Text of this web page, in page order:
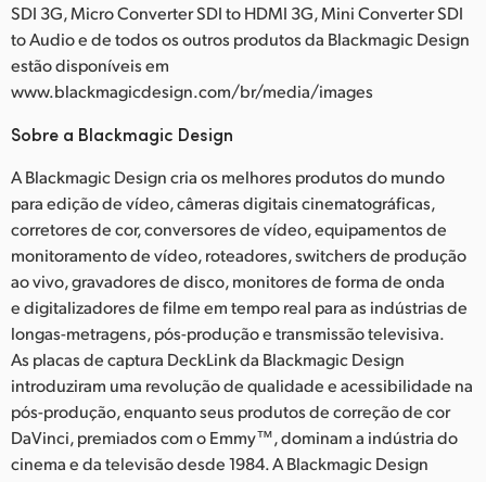
SDI 3G, Micro Converter SDI to HDMI 3G, Mini Converter SDI
to Audio e de todos os outros produtos da Blackmagic Design
estão disponíveis em
www.blackmagicdesign.com/br/media/images
Sobre a Blackmagic Design
A Blackmagic Design cria os melhores produtos do mundo
para edição de vídeo, câmeras digitais cinematográficas,
corretores de cor, conversores de vídeo, equipamentos de
monitoramento de vídeo, roteadores, switchers de produção
ao vivo, gravadores de disco, monitores de forma de onda
e digitalizadores de filme em tempo real para as indústrias de
longas-metragens, pós-produção e transmissão televisiva.
As placas de captura DeckLink da Blackmagic Design
introduziram uma revolução de qualidade e acessibilidade na
pós-produção, enquanto seus produtos de correção de cor
DaVinci, premiados com o Emmy™, dominam a indústria do
cinema e da televisão desde 1984. A Blackmagic Design